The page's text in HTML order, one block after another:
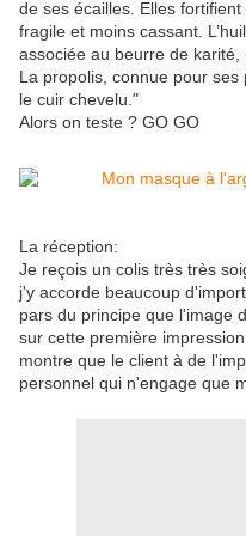
de ses écailles. Elles
fragile et moins cassant.
associée au beurre de
La propolis, connue pour
le cuir chevelu."
Alors on teste ? GO GO
La réception:
Je reçois un colis très très
j'y accorde beaucoup
pars du principe que l'image
sur cette première
montre que le client à de
personnel qui n'engage que